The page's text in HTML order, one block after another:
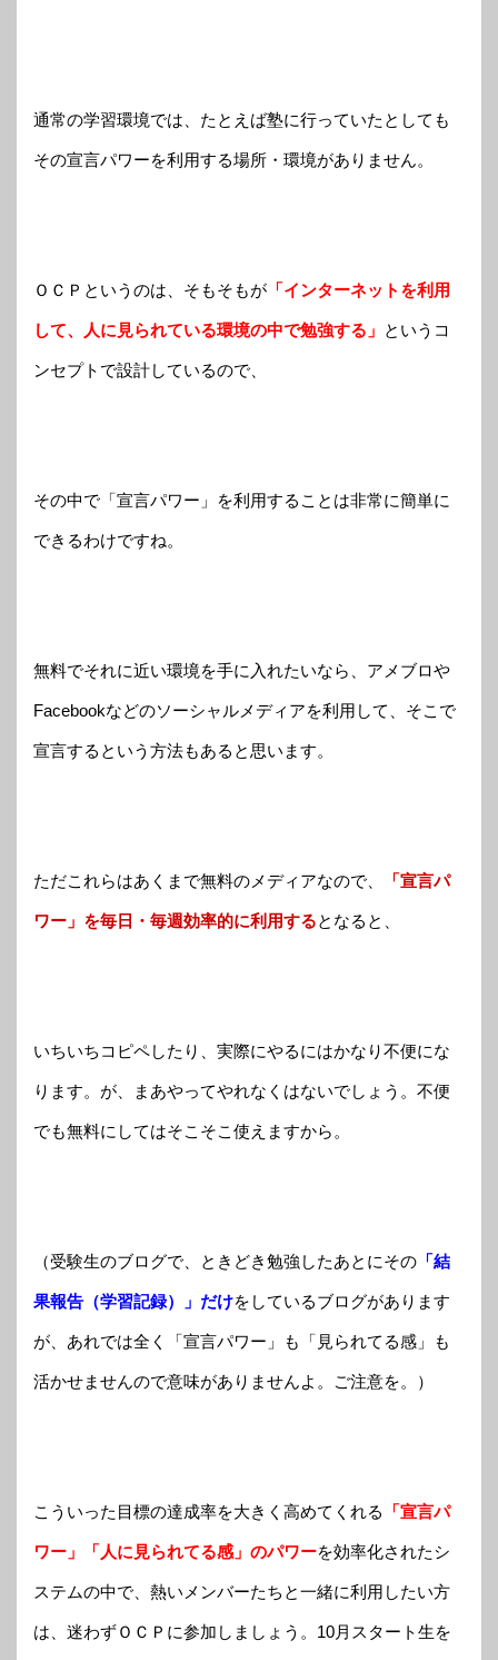
通常の学習環境では、たとえば塾に行っていたとしても
その宣言パワーを利用する場所・環境がありません。
ＯＣＰというのは、そもそもが 「インターネットを利用
して、人に見られている環境の中で勉強する」 というコ
ンセプトで設計しているので、
その中で「宣言パワー」を利用することは非常に簡単に
できるわけですね。
無料でそれに近い環境を手に入れたいなら、アメブロや
Facebookなどのソーシャルメディアを利用して、そこで
宣言するという方法もあると思います。
ただこれらはあくまで無料のメディアなので、 「宣言パ
ワー」を毎日・毎週効率的に利用するとなると、
いちいちコピペしたり、実際にやるにはかなり不便にな
ります。が、まあやってやれなくはないでしょう。不便
でも無料にしてはそこそこ使えますから。
（受験生のブログで、ときどき勉強したあとにその 「結
果報告（学習記録）」だけをしているブログがあります
が、あれでは全く「宣言パワー」も「見られてる感」も
活かせませんので意味がありませんよ。ご注意を。）
こういった目標の達成率を大きく高めてくれる 「宣言パ
ワー」「人に見られてる感」のパワーを効率化されたシ
ステムの中で、熱いメンバーたちと一緒に利用したい方
は、迷わずＯＣＰに参加しましょう。10月スタート生を